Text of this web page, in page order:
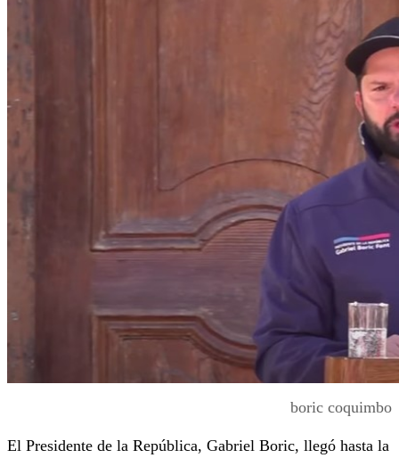
boric coquimbo
El Presidente de la República, Gabriel Boric, llegó hasta la